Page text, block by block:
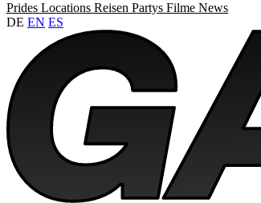
Prides Locations Reisen Partys Filme News
DE EN ES